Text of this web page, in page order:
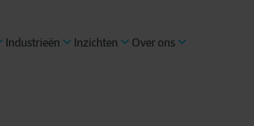
Industrieën Inzichten Over ons